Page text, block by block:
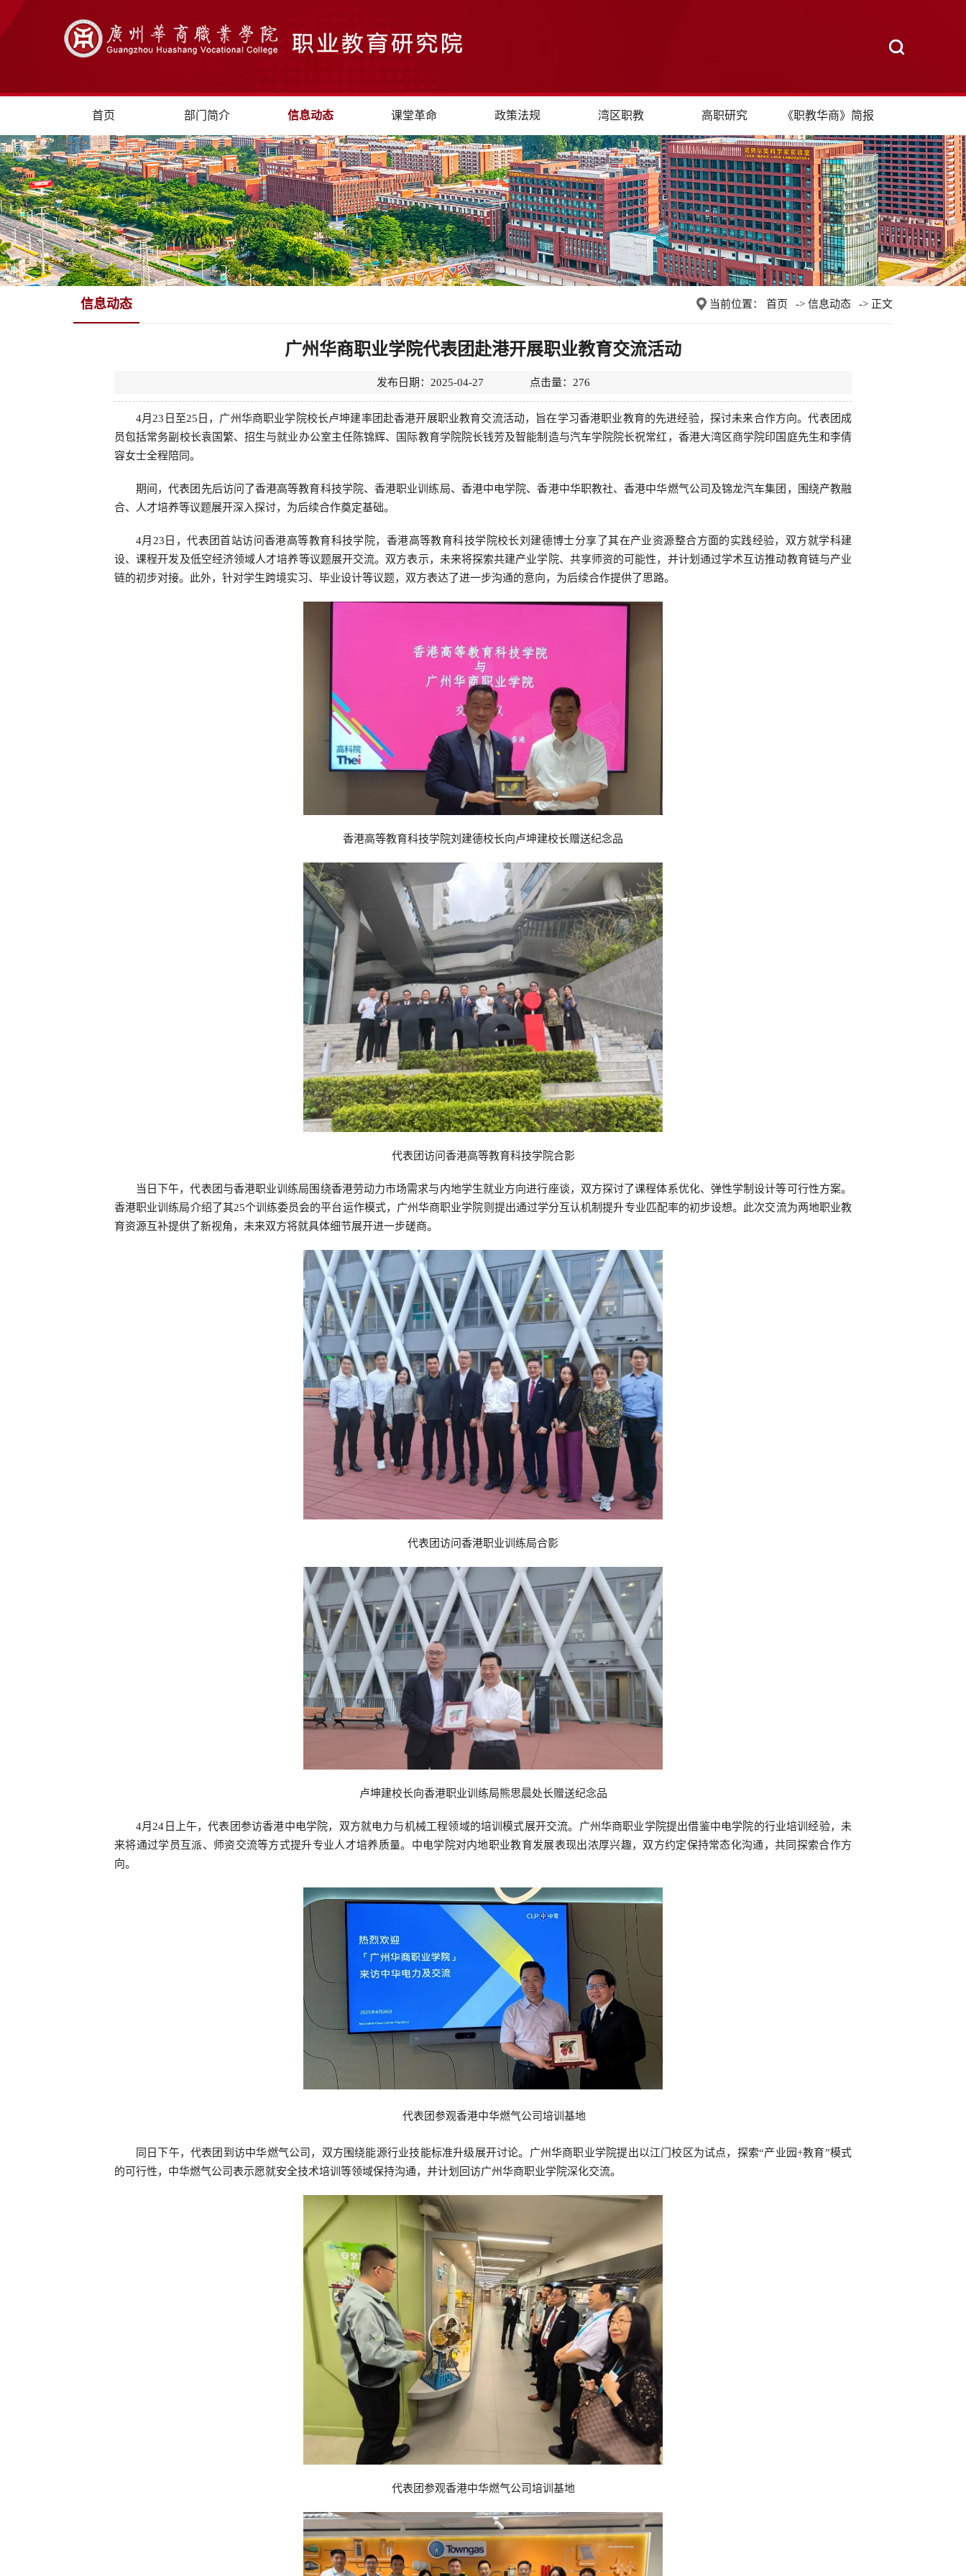
首页 部门简介 信息动态 课堂革命 政策法规 湾区职教 高职研究 《职教华商》简报
信息动态 当前位置： 首页 -> 信息动态 -> 正文
广州华商职业学院代表团赴港开展职业教育交流活动
发布日期：2025-04-27 点击量： 276
4月23日至25日，广州华商职业学院校长卢坤建率团赴香港开展职业教育交流活动，旨在学习香港职业教育的先进经验，探讨未来合作方向。代表团成
员包括常务副校长袁国繁、招生与就业办公室主任陈锦辉、国际教育学院院长钱芳及智能制造与汽车学院院长祝常红，香港大湾区商学院印国庭先生和李倩
容女士全程陪同。
期间，代表团先后访问了香港高等教育科技学院、香港职业训练局、香港中电学院、香港中华职教社、香港中华燃气公司及锦龙汽车集团，围绕产教融
合、人才培养等议题展开深入探讨，为后续合作奠定基础。
4月23日，代表团首站访问香港高等教育科技学院，香港高等教育科技学院校长刘建德博士分享了其在产业资源整合方面的实践经验，双方就学科建
设、课程开发及低空经济领域人才培养等议题展开交流。双方表示，未来将探索共建产业学院、共享师资的可能性，并计划通过学术互访推动教育链与产业
链的初步对接。此外，针对学生跨境实习、毕业设计等议题，双方表达了进一步沟通的意向，为后续合作提供了思路。
香港高等教育科技学院刘建德校长向卢坤建校长赠送纪念品
代表团访问香港高等教育科技学院合影
当日下午，代表团与香港职业训练局围绕香港劳动力市场需求与内地学生就业方向进行座谈，双方探讨了课程体系优化、弹性学制设计等可行性方案。
香港职业训练局介绍了其25个训练委员会的平台运作模式，广州华商职业学院则提出通过学分互认机制提升专业匹配率的初步设想。此次交流为两地职业教
育资源互补提供了新视角，未来双方将就具体细节展开进一步磋商。
代表团访问香港职业训练局合影
卢坤建校长向香港职业训练局熊思晨处长赠送纪念品
4月24日上午，代表团参访香港中电学院，双方就电力与机械工程领域的培训模式展开交流。广州华商职业学院提出借鉴中电学院的行业培训经验，未
来将通过学员互派、师资交流等方式提升专业人才培养质量。中电学院对内地职业教育发展表现出浓厚兴趣，双方约定保持常态化沟通，共同探索合作方
向。
代表团参观香港中华燃气公司培训基地
同日下午，代表团到访中华燃气公司，双方围绕能源行业技能标准升级展开讨论。广州华商职业学院提出以江门校区为试点，探索“产业园+教育”模式
的可行性，中华燃气公司表示愿就安全技术培训等领域保持沟通，并计划回访广州华商职业学院深化交流。
代表团参观香港中华燃气公司培训基地